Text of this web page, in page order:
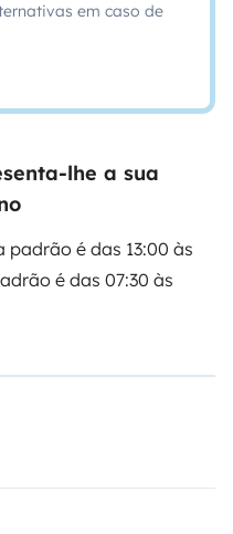
em caso de
lhe a sua
é das 13:00 às
é das 07:30 às
e retorno
Indie Campers.
de transporte de
é gratuito. Caso esses